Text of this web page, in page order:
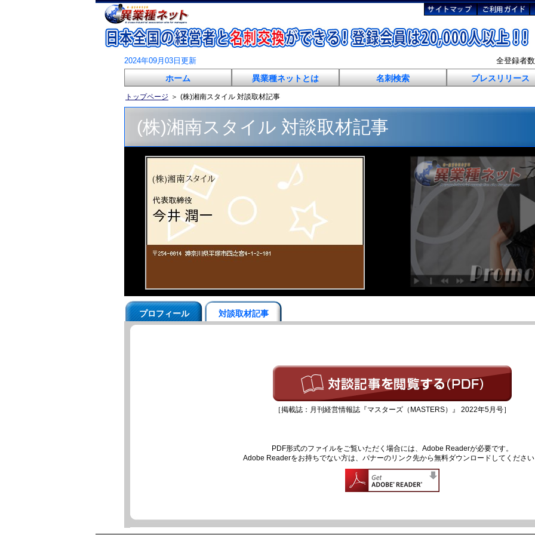
2024年09月03日更新 全登録者
ホーム 異業種ネットとは 名刺検索 プレスリリース
トップページ ＞ (株)湘南スタイル 対談取材記事
(株)湘南スタイル 対談取材記事
プロフィール 対談取材記事
［掲載誌：月刊経営情報誌『マスターズ（MASTERS）』 2022年5月号］
PDF形式のファイルをご覧いただく場合には、Adobe Readerが必要です。
Adobe Readerをお持ちでない方は、バナーのリンク先から無料ダウンロードしてくださ